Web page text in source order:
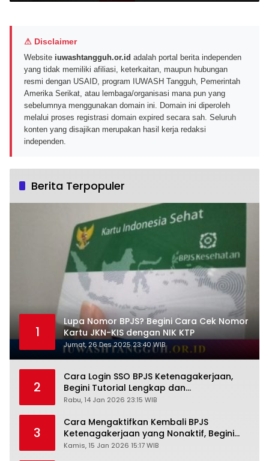
⚠ Disclaimer
Website iuwashtangguh.or.id adalah portal berita independen
yang tidak memiliki afiliasi, keterkaitan, maupun hubungan
resmi dengan USAID, program IUWASH Tangguh, Pemerintah
Amerika Serikat, atau lembaga/organisasi mana pun yang
sebelumnya menggunakan domain ini. Domain ini diperoleh
melalui proses registrasi domain expired secara sah. Seluruh
konten yang disajikan merupakan hasil kerja redaksi
independen.
Berita Terpopuler
1
Lupa Nomor BPJS? Begini Cara Cek Nomor
Kartu JKN-KIS dengan NIK KTP
Jumat, 26 Des 2025 23:40 WIB
2
Cara Login SSO BPJS Ketenagakerjaan,
Begini Tutorial Lengkap dan
Pengertiannya
Rabu, 14 Jan 2026 23:15 WIB
3
Cara Mengaktifkan Kembali BPJS
Ketenagakerjaan yang Nonaktif, Begini
Panduan Lengkapnya
Kamis, 15 Jan 2026 15:17 WIB